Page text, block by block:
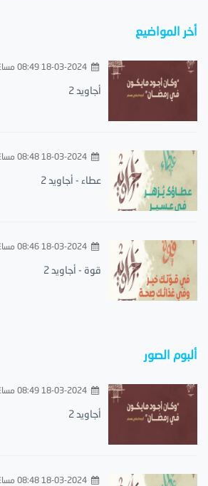
أخر المواضيع
18-03-2024 08:49 مساءً
أجاويد 2
18-03-2024 08:48 مساءً
عطاء - أجاويد 2
18-03-2024 08:46 مساءً
قوة - أجاويد 2
ألبوم الصور
18-03-2024 08:49 مساءً
أجاويد 2
18-03-2024 08:48 مساءً